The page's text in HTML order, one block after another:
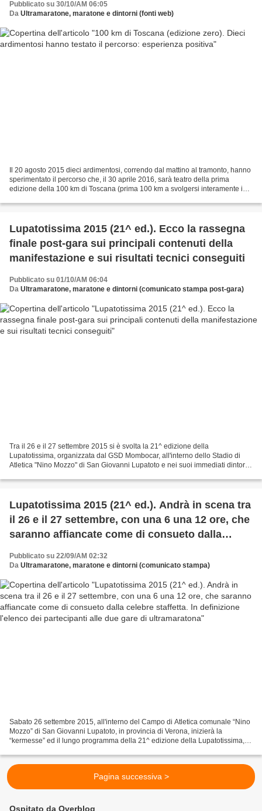
Pubblicato su 30/10/AM 06:05
Da Ultramaratone, maratone e dintorni (fonti web)
Il 20 agosto 2015 dieci ardimentosi, correndo dal mattino al tramonto, hanno
sperimentato il percorso che, il 30 aprile 2016, sarà teatro della prima
edizione della 100 km di Toscana (prima 100 km a svolgersi interamente in
Lupatotissima 2015 (21^ ed.). Ecco la rassegna
finale post-gara sui principali contenuti della
manifestazione e sui risultati tecnici conseguiti
Pubblicato su 01/10/AM 06:04
Da Ultramaratone, maratone e dintorni (comunicato stampa post-gara)
Tra il 26 e il 27 settembre 2015 si è svolta la 21^ edizione della
Lupatotissima, organizzata dal GSD Mombocar, all'interno dello Stadio di
Atletica "Nino Mozzo" di San Giovanni Lupatoto e nei suoi immediati dintorni,
Lupatotissima 2015 (21^ ed.). Andrà in scena tra
il 26 e il 27 settembre, con una 6 una 12 ore, che
saranno affiancate come di consueto dalla
partecipanti alle due gare di ultramaratona
Pubblicato su 22/09/AM 02:32
Da Ultramaratone, maratone e dintorni (comunicato stampa)
Sabato 26 settembre 2015, all'interno del Campo di Atletica comunale “Nino
Mozzo” di San Giovanni Lupatoto, in provincia di Verona, inizierà la
“kermesse” ed il lungo programma della 21^ edizione della Lupatotissima,
Pagina successiva >
Ospitato da Overblog